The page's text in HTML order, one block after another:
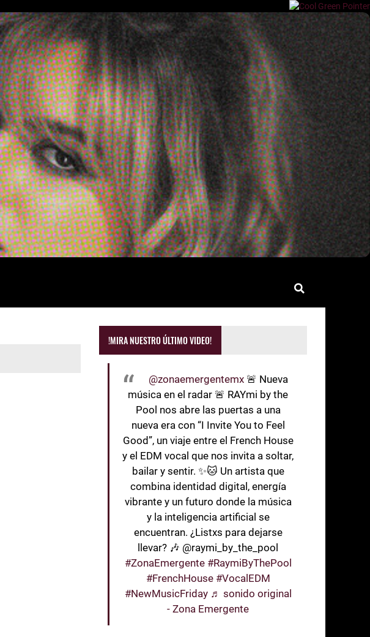
!MIRA NUESTRO ÚLTIMO VIDEO!
@zonaemergentemx 🚨 Nueva
música en el radar 🚨 RAYmi by the
Pool nos abre las puertas a una
nueva era con “I Invite You to Feel
Good”, un viaje entre el French House
y el EDM vocal que nos invita a soltar,
bailar y sentir. ✨🐱 Un artista que
combina identidad digital, energía
vibrante y un futuro donde la música
y la inteligencia artificial se
encuentran. ¿Listxs para dejarse
llevar? 🎶 @raymi_by_the_pool
#ZonaEmergente #RaymiByThePool
#FrenchHouse #VocalEDM
#NewMusicFriday ♬ sonido original
- Zona Emergente